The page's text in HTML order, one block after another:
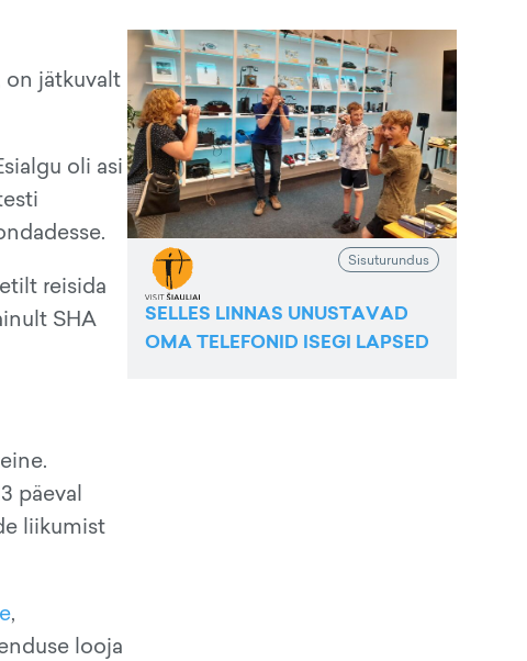
on jätkuvalt
oli asi
reisida
SHA
päeval
liikumist
,
looja
Sisuturundus
SELLES LINNAS UNUSTAVAD
OMA TELEFONID ISEGI LAPSED